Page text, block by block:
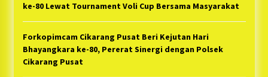
ke-80 Lewat Tournament Voli Cup Bersama Masyarakat
Forkopimcam Cikarang Pusat Beri Kejutan Hari
Bhayangkara ke-80, Pererat Sinergi dengan Polsek
Cikarang Pusat